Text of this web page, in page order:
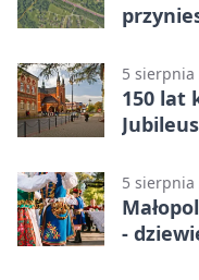
5 sierpnia
150 lat
5 sierpnia
-